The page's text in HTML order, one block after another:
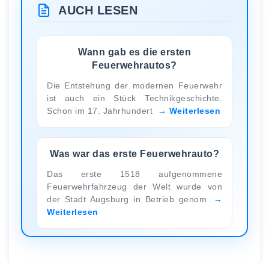
AUCH LESEN
Wann gab es die ersten
Feuerwehrautos?
Die Entstehung der modernen Feuerwehr
ist auch ein Stück Technikgeschichte.
Schon im 17. Jahrhundert
Weiterlesen
Was war das erste Feuerwehrauto?
Das erste 1518 aufgenommene
Feuerwehrfahrzeug der Welt wurde von
der Stadt Augsburg in Betrieb genom
Weiterlesen